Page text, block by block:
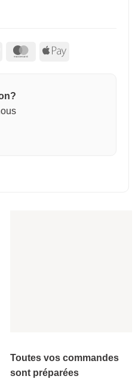
MasterCardApple
Toutes vos commandes
sont préparées